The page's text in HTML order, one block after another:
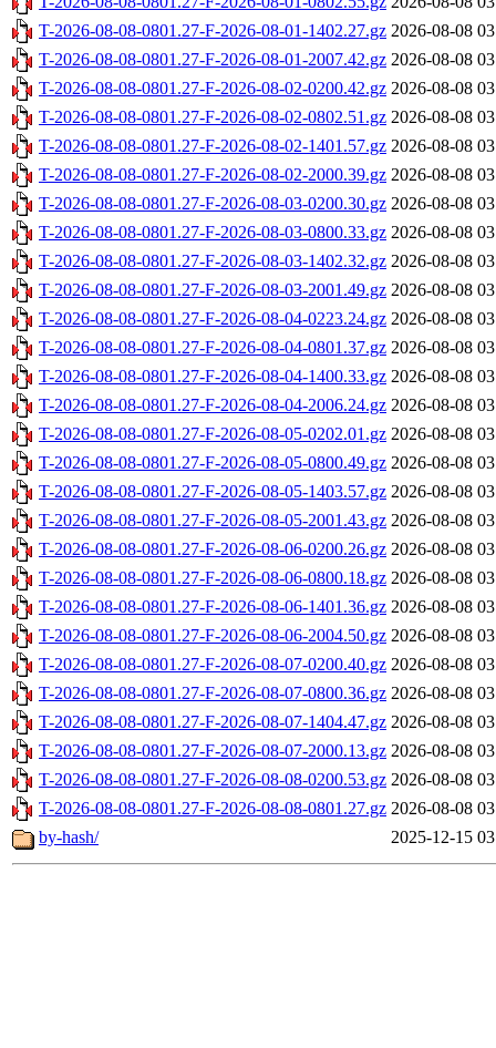
T-2026-08-08-0801.27-F-2026-08-01-1402.27.gz 2026-08-08
T-2026-08-08-0801.27-F-2026-08-01-2007.42.gz 2026-08-08
T-2026-08-08-0801.27-F-2026-08-02-0200.42.gz 2026-08-08
T-2026-08-08-0801.27-F-2026-08-02-0802.51.gz 2026-08-08
T-2026-08-08-0801.27-F-2026-08-02-1401.57.gz 2026-08-08
T-2026-08-08-0801.27-F-2026-08-02-2000.39.gz 2026-08-08
T-2026-08-08-0801.27-F-2026-08-03-0200.30.gz 2026-08-08
T-2026-08-08-0801.27-F-2026-08-03-0800.33.gz 2026-08-08
T-2026-08-08-0801.27-F-2026-08-03-1402.32.gz 2026-08-08
T-2026-08-08-0801.27-F-2026-08-03-2001.49.gz 2026-08-08
T-2026-08-08-0801.27-F-2026-08-04-0223.24.gz 2026-08-08
T-2026-08-08-0801.27-F-2026-08-04-0801.37.gz 2026-08-08
T-2026-08-08-0801.27-F-2026-08-04-1400.33.gz 2026-08-08
T-2026-08-08-0801.27-F-2026-08-04-2006.24.gz 2026-08-08
T-2026-08-08-0801.27-F-2026-08-05-0202.01.gz 2026-08-08
T-2026-08-08-0801.27-F-2026-08-05-0800.49.gz 2026-08-08
T-2026-08-08-0801.27-F-2026-08-05-1403.57.gz 2026-08-08
T-2026-08-08-0801.27-F-2026-08-05-2001.43.gz 2026-08-08
T-2026-08-08-0801.27-F-2026-08-06-0200.26.gz 2026-08-08
T-2026-08-08-0801.27-F-2026-08-06-0800.18.gz 2026-08-08
T-2026-08-08-0801.27-F-2026-08-06-1401.36.gz 2026-08-08
T-2026-08-08-0801.27-F-2026-08-06-2004.50.gz 2026-08-08
T-2026-08-08-0801.27-F-2026-08-07-0200.40.gz 2026-08-08
T-2026-08-08-0801.27-F-2026-08-07-0800.36.gz 2026-08-08
T-2026-08-08-0801.27-F-2026-08-07-1404.47.gz 2026-08-08
T-2026-08-08-0801.27-F-2026-08-07-2000.13.gz 2026-08-08
T-2026-08-08-0801.27-F-2026-08-08-0200.53.gz 2026-08-08
T-2026-08-08-0801.27-F-2026-08-08-0801.27.gz 2026-08-08
by-hash/
2025-12-15